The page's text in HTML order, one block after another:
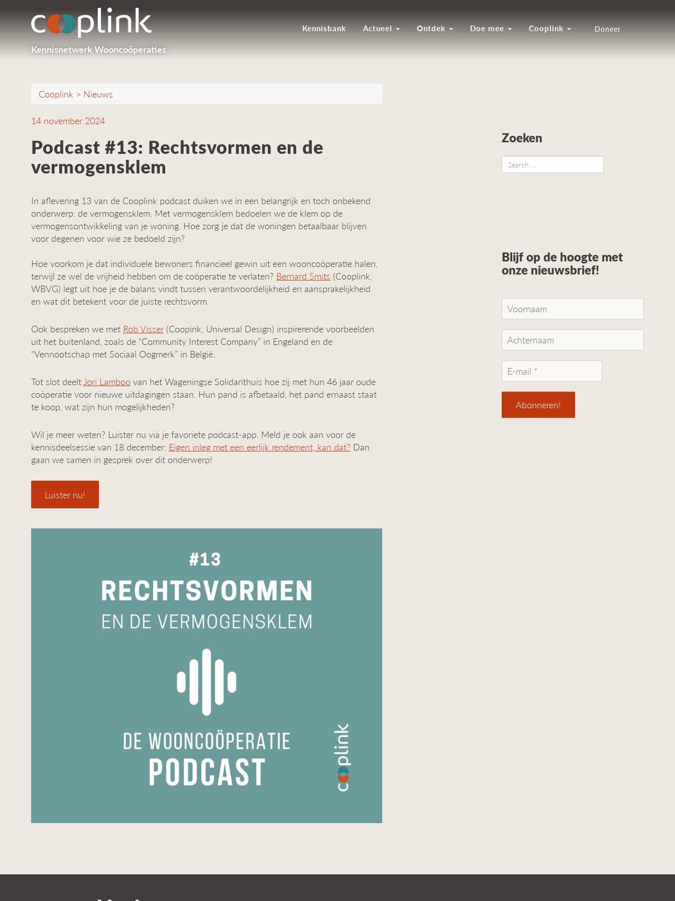
Kennisnetwerk Wooncoöperaties
Kennisbank Actueel Ontdek Doe mee Cooplink Doneer
Cooplink > Nieuws
14 november 2024
Podcast #13: Rechtsvormen en de
vermogensklem
In aflevering 13 van de Cooplink podcast duiken we in een belangrijk en toch onbekend
onderwerp: de vermogensklem. Met vermogensklem bedoelen we de klem op de
vermogensontwikkeling van je woning. Hoe zorg je dat de woningen betaalbaar blijven
voor degenen voor wie ze bedoeld zijn?
Hoe voorkom je dat individuele bewoners financieel gewin uit een wooncoöperatie halen,
terwijl ze wel de vrijheid hebben om de coöperatie te verlaten? Bernard Smits (Cooplink,
WBVG) legt uit hoe je de balans vindt tussen verantwoordelijkheid en aansprakelijkheid
en wat dit betekent voor de juiste rechtsvorm.
Ook bespreken we met Rob Visser (Coopink, Universal Design) inspirerende voorbeelden
uit het buitenland, zoals de “Community Interest Company” in Engeland en de
“Vennootschap met Sociaal Oogmerk” in België.
Tot slot deeltJori Lamboo van het Wageningse Solidarithuis hoe zij met hun 46 jaar oude
coöperatie voor nieuwe uitdagingen staan. Hun pand is afbetaald, het pand ernaast staat
te koop, wat zijn hun mogelijkheden?
Wil je meer weten? Luister nu via je favoriete podcast-app. Meld je ook aan voor de
kennisdeelsessie van 18 december: Eigen inleg met een eerlijk rendement, kan dat? Dan
gaan we samen in gesprek over dit onderwerp!
Luister nu!
Zoeken
Blijf op de hoogte met
onze nieuwsbrief!